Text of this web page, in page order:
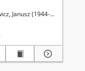
Janusz (1944-2015)